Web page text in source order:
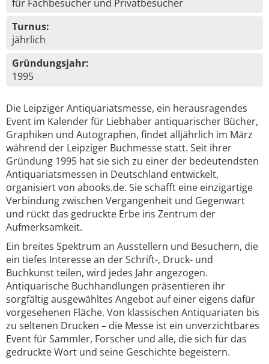
für Fachbesucher und Privatbesucher
Turnus:
jährlich
Gründungsjahr:
1995
Die Leipziger Antiquariatsmesse, ein herausragendes
Event im Kalender für Liebhaber antiquarischer Bücher,
Graphiken und Autographen, findet alljährlich im März
während der Leipziger Buchmesse statt. Seit ihrer
Gründung 1995 hat sie sich zu einer der bedeutendsten
Antiquariatsmessen in Deutschland entwickelt,
organisiert von abooks.de. Sie schafft eine einzigartige
Verbindung zwischen Vergangenheit und Gegenwart
und rückt das gedruckte Erbe ins Zentrum der
Aufmerksamkeit.
Ein breites Spektrum an Ausstellern und Besuchern, die
ein tiefes Interesse an der Schrift-, Druck- und
Buchkunst teilen, wird jedes Jahr angezogen.
Antiquarische Buchhandlungen präsentieren ihr
sorgfältig ausgewähltes Angebot auf einer eigens dafür
vorgesehenen Fläche. Von klassischen Antiquariaten bis
zu seltenen Drucken – die Messe ist ein unverzichtbares
Event für Sammler, Forscher und alle, die sich für das
gedruckte Wort und seine Geschichte begeistern.